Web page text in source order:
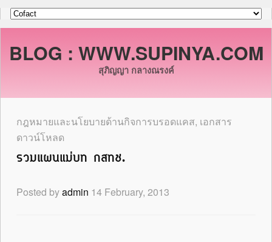
BLOG : WWW.SUPINYA.COM
สุภิญญา กลางณรงค์
กฎหมายและนโยบายด้านกิจการบรอดแคส, เอกสาร
ดาวน์โหลด
รวมแผนแม่บท กสทช.
Posted byadmin 14 February, 2013